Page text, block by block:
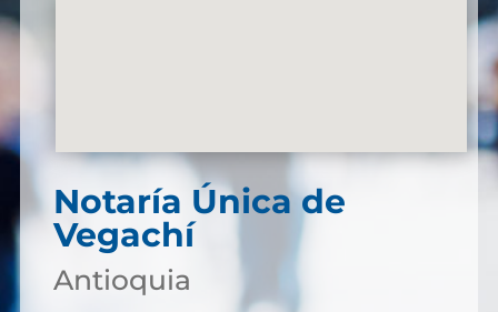
Notaría Única de
Vegachí
Antioquia